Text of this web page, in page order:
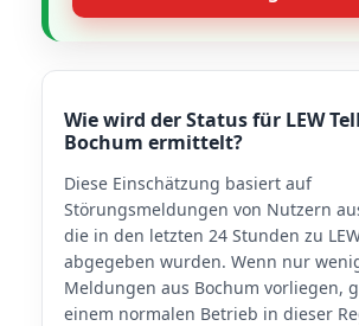
Wie wird der Status für LEW
Bochum ermittelt?
Diese Einschätzung basiert auf
Störungsmeldungen von Nutzern
die in den letzten 24 Stunden zu
abgegeben wurden. Wenn nur
Meldungen aus Bochum vorliegen,
einem normalen Betrieb in dieser